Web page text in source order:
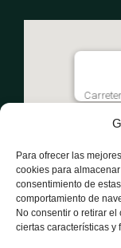
Para ofrecer las
cookies para
consentimiento de
comportamiento de
No consentir o retirar
ciertas características y